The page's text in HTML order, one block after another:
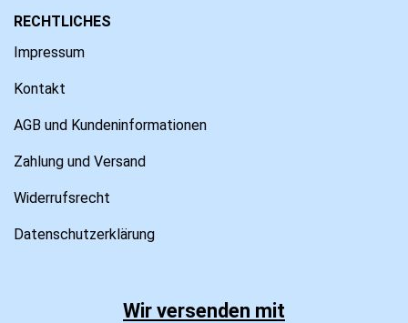
RECHTLICHES
Impressum
Kontakt
AGB und Kundeninformationen
Zahlung und Versand
Widerrufsrecht
Datenschutzerklärung
Wir versenden mit